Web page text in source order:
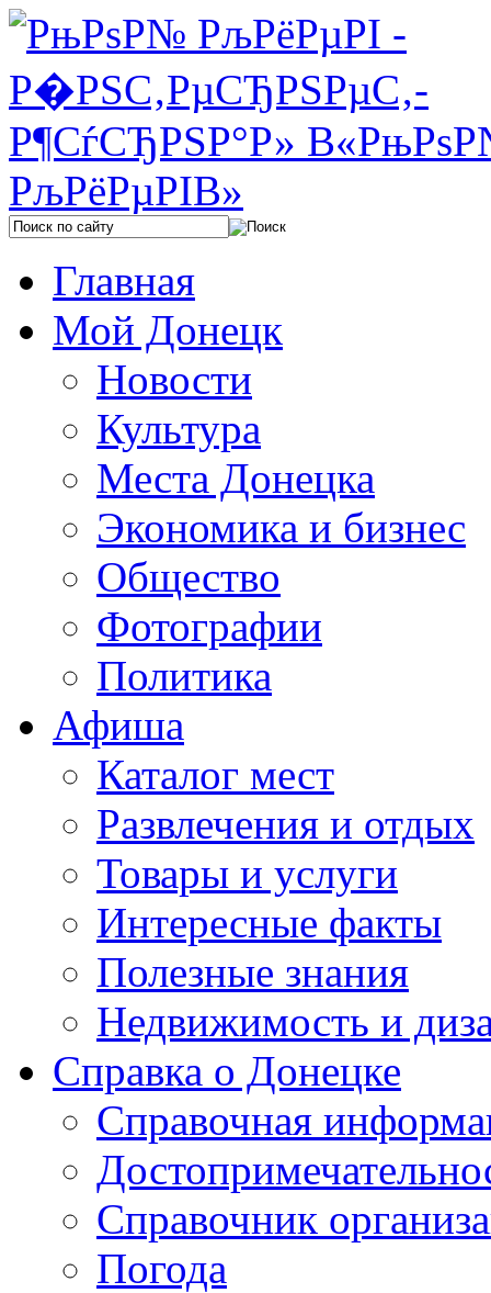
Главная
Мой Донецк
Новости
Культура
Места Донецка
Экономика и бизнес
Общество
Фотографии
Политика
Афиша
Каталог мест
Развлечения и отдых
Товары и услуги
Интересные факты
Полезные знания
Недвижимость и
Справка о Донецке
Справочная
Справочник
Погода